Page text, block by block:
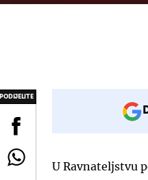
PODIJELITE
U Ravnateljstvu